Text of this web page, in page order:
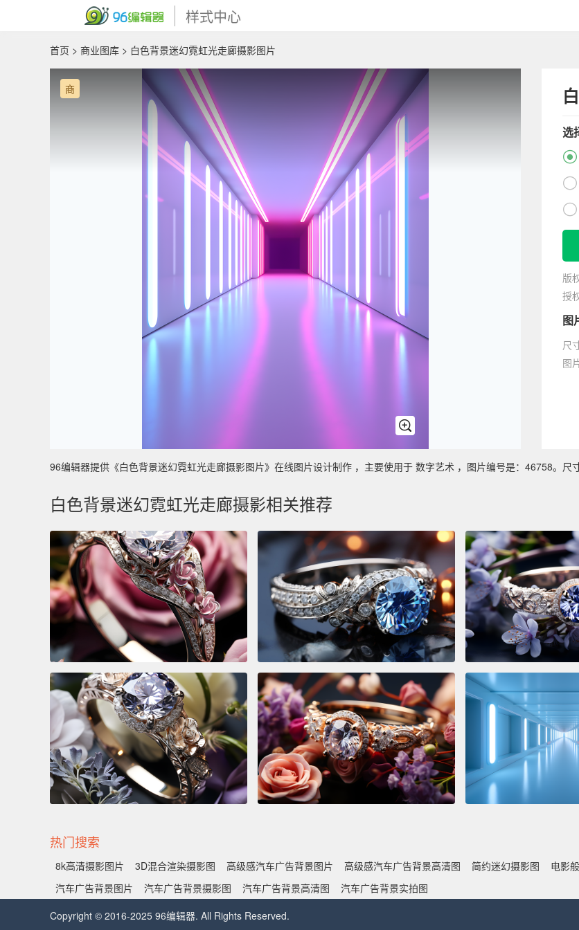
样式中心
首页 > 商业图库 > 白色背景迷幻霓虹光走廊摄影图片
商
选



版
授
图
尺
图
96编辑器提供《白色背景迷幻霓虹光走廊摄影图片》在线图片设计制作 ，主要使用于 数字艺术 ，图片编号是：46758。尺
白色背景迷幻霓虹光走廊摄影相关推荐
热门搜索
8k高清摄影图片 3D混合渲染摄影图 高级感汽车广告背景图片 高级感汽车广告背景高清图 简约迷幻摄影图 电影
汽车广告背景图片
汽车广告背景摄影图 汽车广告背景高清图
汽车广告背景实拍图
Copyright © 2016-2025 96编辑器. All Rights Reserved.